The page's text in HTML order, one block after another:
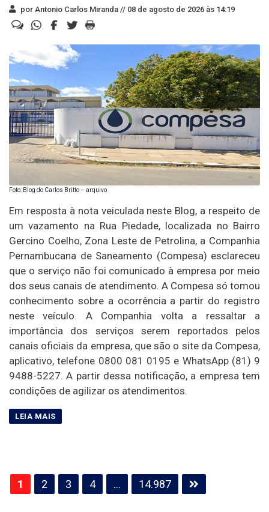
por Antonio Carlos Miranda // 08 de agosto de 2026 às 14:19
Foto: Blog do Carlos Britto – arquivo
Em resposta à nota veiculada neste Blog, a respeito de
um vazamento na Rua Piedade, localizada no Bairro
Gercino Coelho, Zona Leste de Petrolina, a Companhia
Pernambucana de Saneamento (Compesa) esclareceu
que o serviço não foi comunicado à empresa por meio
dos seus canais de atendimento. A Compesa só tomou
conhecimento sobre a ocorrência a partir do registro
neste veículo. A Companhia volta a ressaltar a
importância dos serviços serem reportados pelos
canais oficiais da empresa, que são o site da Compesa,
aplicativo, telefone 0800 081 0195 e WhatsApp (81) 9
9488-5227. A partir dessa notificação, a empresa tem
condições de agilizar os atendimentos.
Paginação
de
1 2 3 4 … 14.987